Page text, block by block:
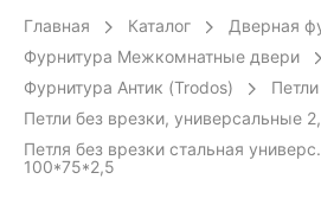
Главная Каталог
Дверная
Фурнитура Межкомнатные двери
Фурнитура Антик (Trodos)
Петли без врезки, универсальные
Петля без врезки стальная
100*75*2,5